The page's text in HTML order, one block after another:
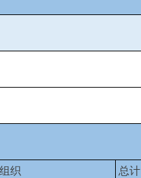
织 总计